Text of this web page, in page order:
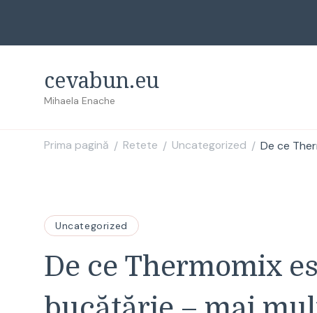
cevabun.eu
Mihaela Enache
Prima pagină / Retete / Uncategorized / De ce
Uncategorized
De ce Thermomix